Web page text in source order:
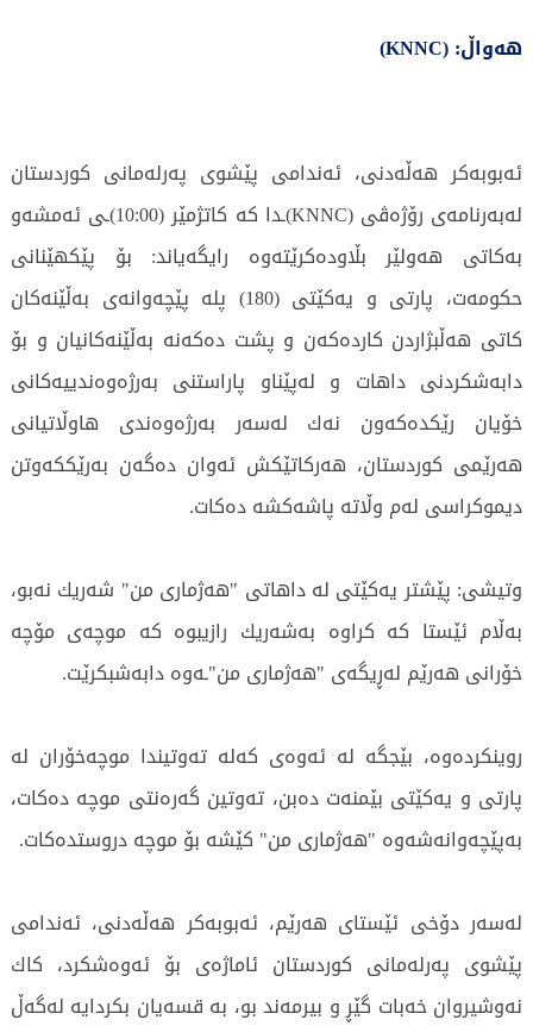
هەواڵ: (KNNC)
ئەبوبەكر هەڵەدنی، ئەندامی پێشوی پەرلەمانی كوردستان
لەبەرنامەی رۆژەڤی (KNNC)ـدا كە كاتژمێر (10:00)ـی ئەمشەو
بەكاتی هەولێر بڵاودەكرێتەوە رایگەیاند: بۆ پێكهێنانی
حكومەت، پارتی و یەكێتی (180) پلە پێچەوانەی بەڵێنەكان
كاتی هەڵبژاردن كاردەكەن و پشت دەكەنە بەڵێنەكانیان و بۆ
دابەشكردنی داهات و لەپێناو پاراستنی بەرژەوەندییەكانی
خۆیان رێكدەكەون نەك لەسەر بەرژەوەندی هاوڵاتیانی
هەرێمی كوردستان، هەركاتێكش ئەوان دەگەن بەرێككەوتن
دیموكراسی لەم وڵاتە پاشەكشە دەكات.
وتیشی: پێشتر یەكێتی لە داهاتی "هەژماری من" شەریك نەبو،
بەڵام ئێستا كە كراوە بەشەریك رازیبوە كە موچەی مۆچە
خۆرانی هەرێم لەڕیگەی "هەژماری من"ـەوە دابەشبكرێت.
روینكردەوە، بێجگە لە ئەوەی كەلە تەوتیندا موچەخۆران لە
پارتی و یەكێتی بێمنەت دەبن، تەوتین گەرەنتی موچە دەكات،
بەپێچەوانەشەوە "هەژماری من" كێشە بۆ موچە دروستدەكات.
لەسەر دۆخی ئێستای هەرێم، ئەبوبەكر هەڵەدنی، ئەندامی
پێشوی پەرلەمانی كوردستان ئاماژەی بۆ ئەوەشكرد، كاك
نەوشیروان خەبات گێڕ و بیرمەند بو، بە قسەیان بكردایە لەگەڵ